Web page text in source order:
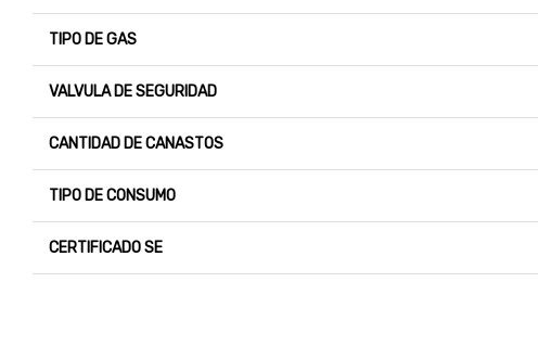
TIPO DE GAS
VALVULA DE SEGURIDAD
CANTIDAD DE CANASTOS
TIPO DE CONSUMO
CERTIFICADO SE